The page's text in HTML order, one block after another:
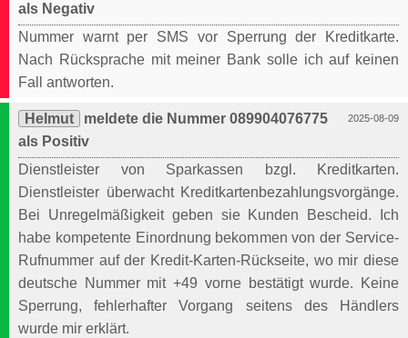
als Negativ
Nummer warnt per SMS vor Sperrung der Kreditkarte.
Nach Rücksprache mit meiner Bank solle ich auf keinen
Fall antworten.
2025-08-09
Helmut
meldete die Nummer 089904076775
als Positiv
Dienstleister von Sparkassen bzgl. Kreditkarten.
Dienstleister überwacht Kreditkartenbezahlungsvorgänge.
Bei Unregelmäßigkeit geben sie Kunden Bescheid. Ich
habe kompetente Einordnung bekommen von der Service-
Rufnummer auf der Kredit-Karten-Rückseite, wo mir diese
deutsche Nummer mit +49 vorne bestätigt wurde. Keine
Sperrung, fehlerhafter Vorgang seitens des Händlers
wurde mir erklärt.